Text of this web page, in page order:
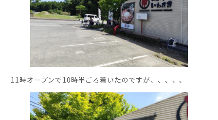
11時オープンで10時半ごろ着いたのですが、、、、、